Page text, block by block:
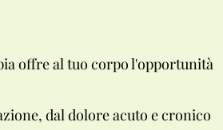
offre al tuo corpo l'opportunità
dal dolore acuto e cronico